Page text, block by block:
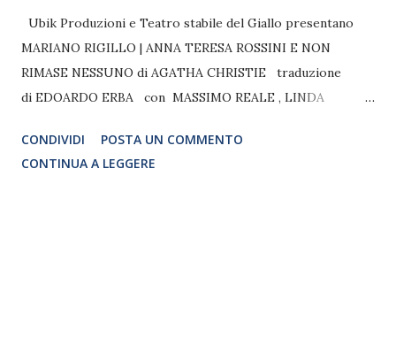
Ubik Produzioni e Teatro stabile del Giallo presentano
MARIANO RIGILLO | ANNA TERESA ROSSINI E NON
RIMASE NESSUNO di AGATHA CHRISTIE traduzione
di EDOARDO ERBA con MASSIMO REALE , LINDA
FABRIZIO BORDIGNON , ENRICO OTTAVIANO ,
FRANCESCO MACCARINELLI , GIUDITTA CAMBIERI
CONDIVIDI
POSTA UN COMMENTO
CONTINUA A LEGGERE